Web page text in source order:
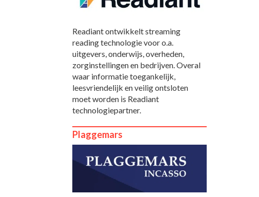
Readiant ontwikkelt streaming
reading technologie voor o.a.
uitgevers, onderwijs, overheden,
zorginstellingen en bedrijven. Overal
waar informatie toegankelijk,
leesvriendelijk en veilig ontsloten
moet worden is Readiant
technologiepartner.
Plaggemars